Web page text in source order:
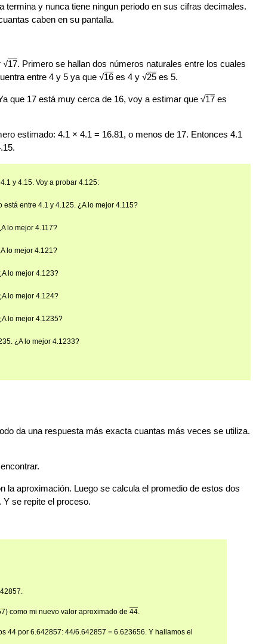
y nunca tiene ningun periodo en sus cifras decimales.
caben en su pantalla.
√17. Primero se hallan dos números naturales entre los cuales
entre 4 y 5 ya que √16 es 4 y √25 es 5.
que 17 está muy cerca de 16, voy a estimar que √17 es
estimado: 4.1 × 4.1 = 16.81, o menos de 17. Entonces 4.1
y 4.15. Voy a probar 4.125:
entre 4.1 y 4.125. ¿A lo mejor 4.115?
lo mejor 4.117?
lo mejor 4.121?
lo mejor 4.123?
lo mejor 4.124?
lo mejor 4.1235?
¿A lo mejor 4.1233?
da una respuesta más exacta cuantas más veces se utiliza.
la aproximación. Luego se calcula el promedio de estos dos
se repite el proceso.
como mi nuevo valor aproximado de 44
44 por 6.642857: 44/6.642857 = 6.623656. Y hallamos el